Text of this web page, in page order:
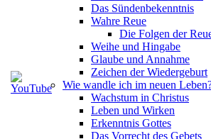
Das Sündenbekenntnis
Wahre Reue
Die Folgen der
Weihe und Hingabe
Glaube und Annahme
Zeichen der Wiedergeburt
Wie wandle ich im neuen
Wachstum in Christus
Leben und Wirken
Erkenntnis Gottes
Das Vorrecht des Gebets